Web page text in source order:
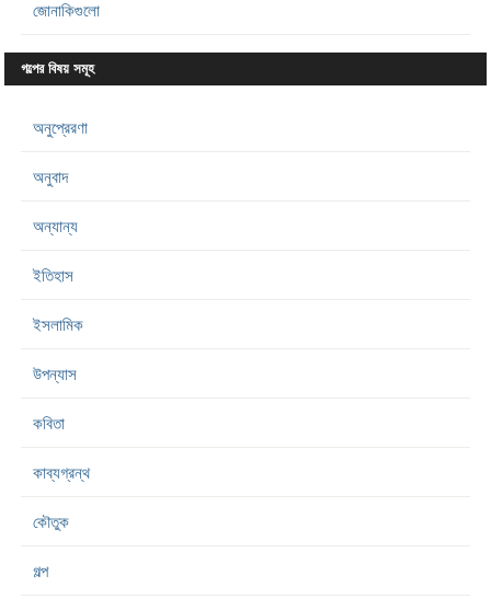
জোনাকিগুলো
গল্পের বিষয় সমূহ
অনুপ্রেরণা
অনুবাদ
অন্যান্য
ইতিহাস
ইসলামিক
উপন্যাস
কবিতা
কাব্যগ্রন্থ
কৌতুক
গল্প